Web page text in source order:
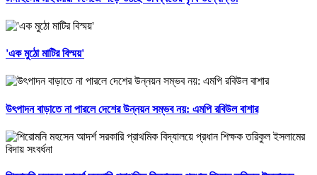
'এক মুঠো মাটির বিস্ময়'
উৎপাদন বাড়াতে না পারলে দেশের উন্নয়ন সম্ভব নয়: এমপি রবিউল বাশার